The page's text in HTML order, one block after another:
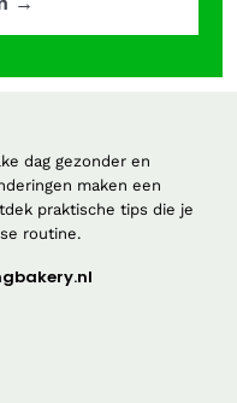
dag gezonder en
maken een
praktische tips die je
routine.